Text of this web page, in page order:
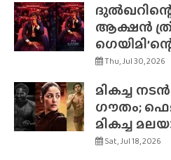
ആക്ഷൻ
Thu, Jul 30, 2026
മികച്ച നടൻ
ഗൗതം;
മികച്ച
Sat, Jul 18, 2026